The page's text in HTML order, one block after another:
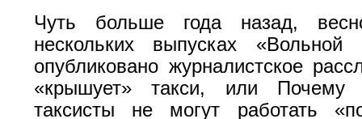
Чуть больше года назад,
нескольких выпусках
опубликовано журналистское
«крышует» такси, или Почему
таксисты не могут работать